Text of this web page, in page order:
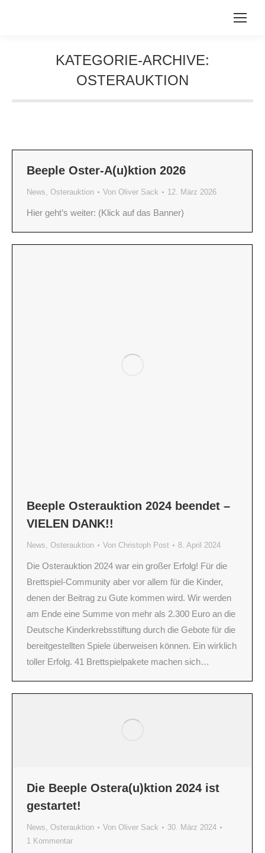
KATEGORIE-ARCHIVE:
OSTERAUKTION
Beeple Oster-A(u)ktion 2026
News, Osterauktion Von Oliver Sack 12. März 2026
Hier geht’s weiter: (Klick auf das Banner)
Beeple Osterauktion 2024 beendet –
VIELEN DANK!!
News, Osterauktion Von Christoph Post 8. April 2024
Die Osterauktion 2024 war ein großer Erfolg! Für die
Brettspiel-Community aber vor allem für die Kinder,
denen der Beitrag zu Gute kommen wird. Wir werden
am Ende eine Summe von mehr als 2.300 Euro an die
Deutsche Kinderkrebsstiftung durch die Gebote für die
bereitgestellten Spiele überweisen können. Ein wirklich
toller Erfolg. 41 Brettspielpakete machen sich…
Die Beeple Ostera(u)ktion 2024 ist
gestartet!
News, Osterauktion Von Oliver Sack
30. März 2024
1 Kommentar